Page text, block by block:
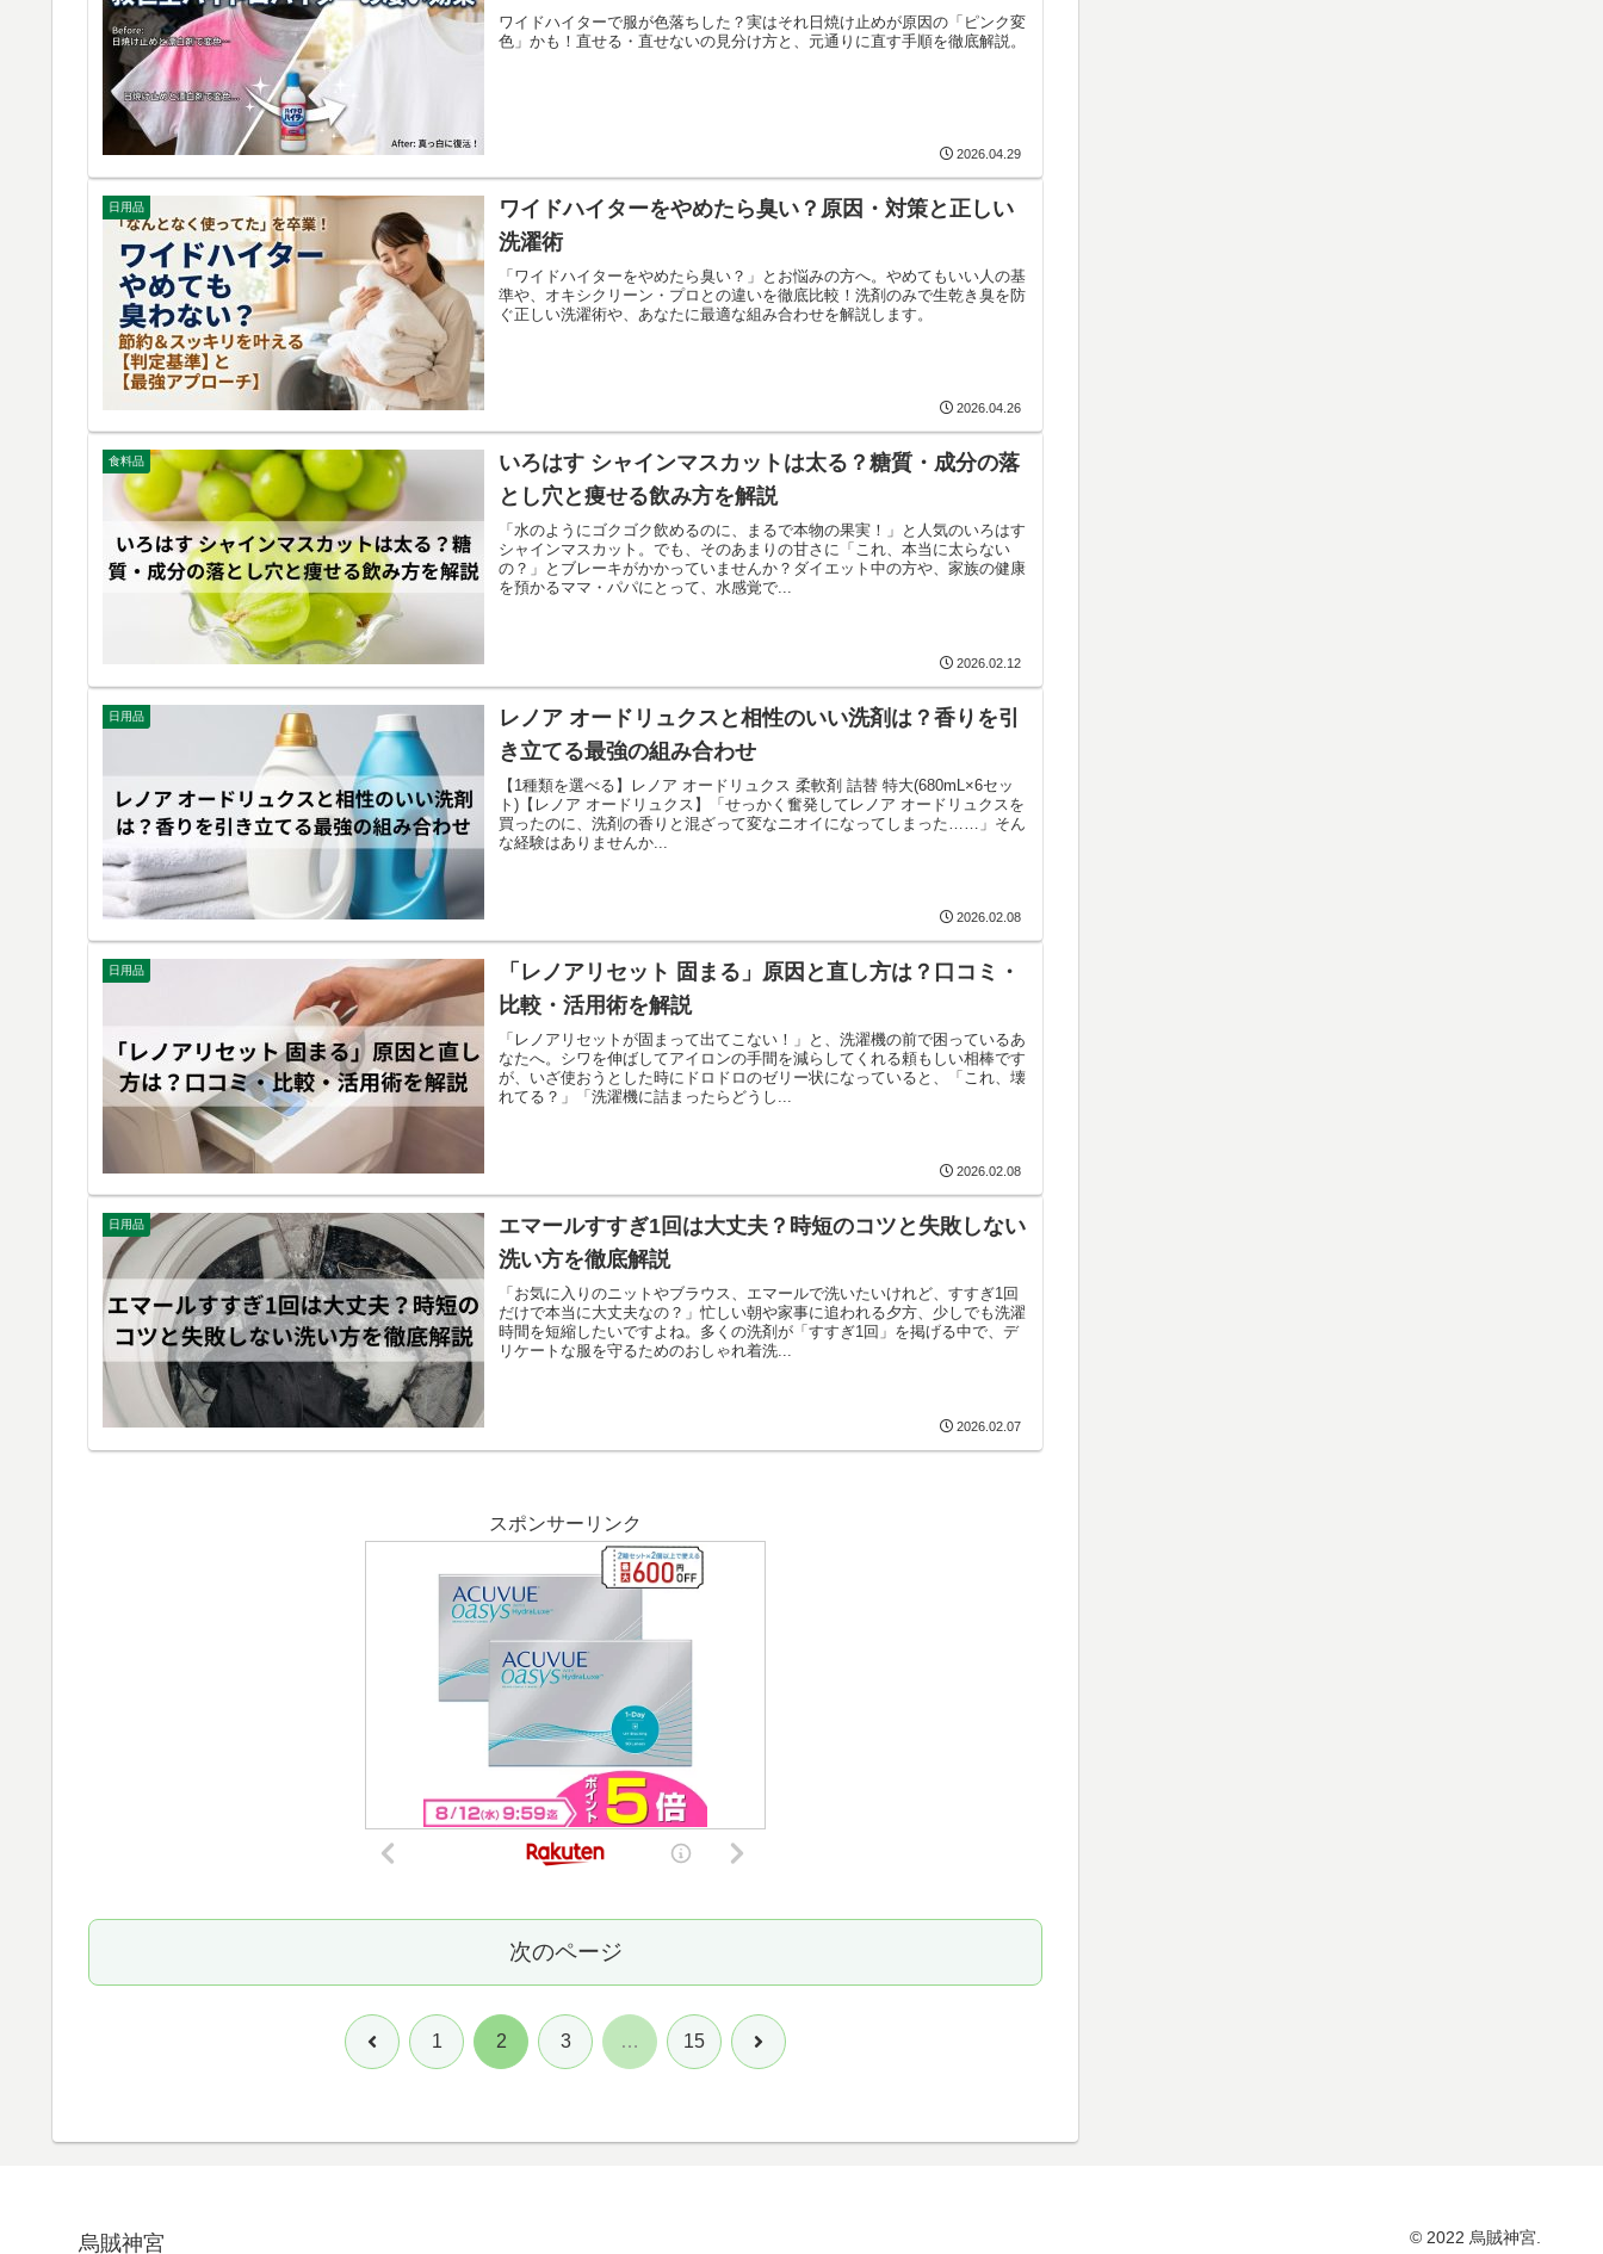
ワイドハイターで服が色落ちした？実はそれ日焼け止めが原因の「ピンク変
色」かも！直せる・直せないの見分け方と、元通りに直す手順を徹底解説。
2026.04.29
日用品
ワイドハイターをやめたら臭い？原因・対策と正しい
洗濯術
「ワイドハイターをやめたら臭い？」とお悩みの方へ。やめてもいい人の基
準や、オキシクリーン・プロとの違いを徹底比較！洗剤のみで生乾き臭を防
ぐ正しい洗濯術や、あなたに最適な組み合わせを解説します。
2026.04.26
食料品
いろはす シャインマスカットは太る？糖質・成分の落
とし穴と痩せる飲み方を解説
「水のようにゴクゴク飲めるのに、まるで本物の果実！」と人気のいろはす
シャインマスカット。でも、そのあまりの甘さに「これ、本当に太らない
の？」とブレーキがかかっていませんか？ダイエット中の方や、家族の健康
を預かるママ・パパにとって、水感覚で...
2026.02.12
日用品
レノア オードリュクスと相性のいい洗剤は？香りを引
き立てる最強の組み合わせ
【1種類を選べる】レノア オードリュクス 柔軟剤 詰替 特大(680mL×6セッ
ト)【レノア オードリュクス】「せっかく奮発してレノア オードリュクスを
買ったのに、洗剤の香りと混ざって変なニオイになってしまった……」そん
な経験はありませんか...
2026.02.08
日用品
「レノアリセット 固まる」原因と直し方は？口コミ・
比較・活用術を解説
「レノアリセットが固まって出てこない！」と、洗濯機の前で困っているあ
なたへ。シワを伸ばしてアイロンの手間を減らしてくれる頼もしい相棒です
が、いざ使おうとした時にドロドロのゼリー状になっていると、「これ、壊
れてる？」「洗濯機に詰まったらどうし...
2026.02.08
日用品
エマールすすぎ1回は大丈夫？時短のコツと失敗しない
洗い方を徹底解説
「お気に入りのニットやブラウス、エマールで洗いたいけれど、すすぎ1回
だけで本当に大丈夫なの？」忙しい朝や家事に追われる夕方、少しでも洗濯
時間を短縮したいですよね。多くの洗剤が「すすぎ1回」を掲げる中で、デ
リケートな服を守るためのおしゃれ着洗...
2026.02.07
スポンサーリンク
次のページ
前 1 2 3 … 15 次
烏賊神宮 © 2022 烏賊神宮.